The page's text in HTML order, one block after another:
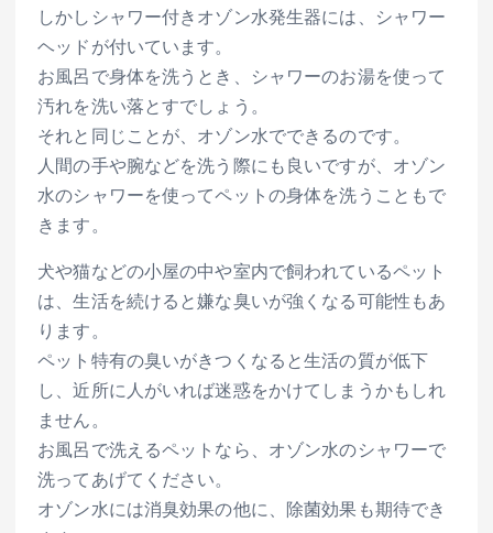
しかしシャワー付きオゾン水発生器には、シャワー
ヘッドが付いています。
お風呂で身体を洗うとき、シャワーのお湯を使って
汚れを洗い落とすでしょう。
それと同じことが、オゾン水でできるのです。
人間の手や腕などを洗う際にも良いですが、オゾン
水のシャワーを使ってペットの身体を洗うこともで
きます。
犬や猫などの小屋の中や室内で飼われているペット
は、生活を続けると嫌な臭いが強くなる可能性もあ
ります。
ペット特有の臭いがきつくなると生活の質が低下
し、近所に人がいれば迷惑をかけてしまうかもしれ
ません。
お風呂で洗えるペットなら、オゾン水のシャワーで
洗ってあげてください。
オゾン水には消臭効果の他に、除菌効果も期待でき